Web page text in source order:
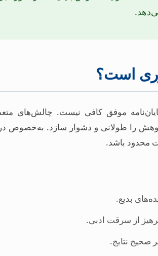
است؟
موفق کافی نیست. چالش‌های
را طولانی و دشوار سازد. به‌خصوص
محدود باشد.
بدیع.
از سرقت ادبی.
صحیح نتایج.